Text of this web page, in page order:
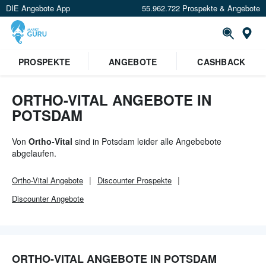
DIE Angebote App 55.962.722 Prospekte & Angebote
PROSPEKTE
ANGEBOTE CASHBACK
ORTHO-VITAL ANGEBOTE IN
POTSDAM
Von Ortho-Vital sind in Potsdam leider alle Angebebote
abgelaufen.
Ortho-Vital Angebote DiscounterProspekte
DiscounterAngebote
ORTHO-VITAL ANGEBOTE IN POTSDAM